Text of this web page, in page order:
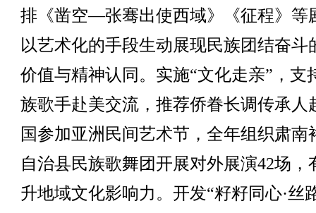
排《凿空—张骞出使西域》《征程》等
以艺术化的手段生动展现民族团结奋斗
价值与精神认同。实施“文化走亲”，支
族歌手赴美交流，推荐侨眷长调传承人
国参加亚洲民间艺术节，全年组织肃南
自治县民族歌舞团开展对外展演42场，
升地域文化影响力。开发“籽籽同心·丝